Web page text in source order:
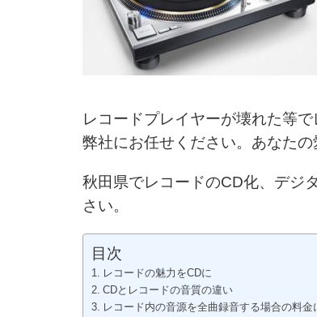
レコードプレイヤーが壊れた等
弊社にお任せください。 あなたの
秋田県でレコードのCD化、デジ
さい。
目次
レコードの魅力をCDに
CDとレコードの音質の違い
レコード内の音源を全曲録音する場合の料金